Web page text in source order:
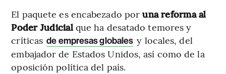
El paquete es encabezado poruna reforma al
Poder Judicialque ha desatado temores y
críticas de empresas globales y locales, del
embajador de Estados Unidos, así como de la
oposición política del país.